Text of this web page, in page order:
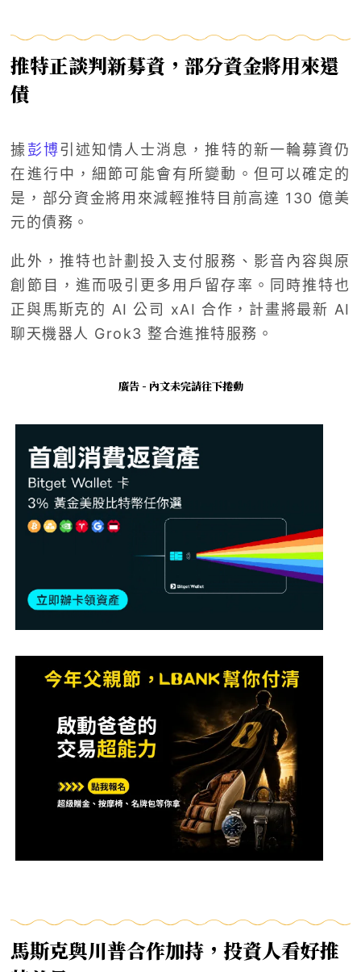
推特正談判新募資，部分資金將用來還
債
據 彭博引述知情人士消息，推特的新一輪募資仍
在進行中，細節可能會有所變動。但可以確定的
是，部分資金將用來減輕推特目前高達 130 億美
元的債務。
此外，推特也計劃投入支付服務、影音內容與原
創節目，進而吸引更多用戶留存率。同時推特也
正與馬斯克的 AI 公司 xAI 合作，計畫將最新 AI
聊天機器人 Grok3 整合進推特服務。
廣告 - 內文未完請往下捲動
馬斯克與川普合作加持，投資人看好推